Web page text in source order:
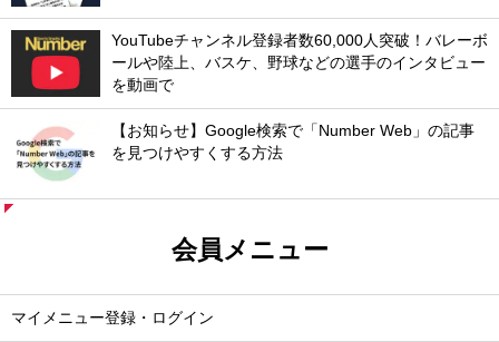
YouTubeチャンネル登録者数60,000人突破！バレーボ
ールや陸上、バスケ、野球などの選手のインタビュー
を動画で
【お知らせ】Google検索で「Number Web」の記事
を見つけやすくする方法
会員メニュー
マイメニュー登録・ログイン